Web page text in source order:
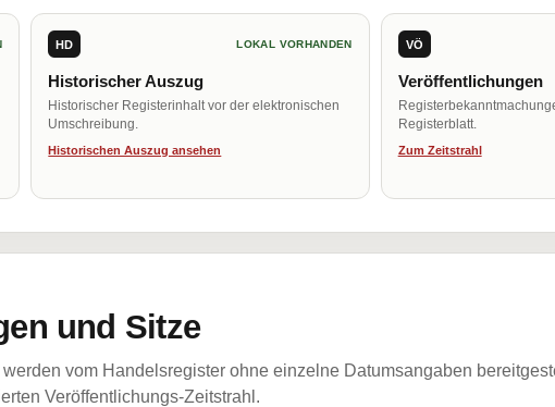
HD LOKAL VORHANDEN
Historischer Auszug
Historischer Registerinhalt vor der elektronischen
Umschreibung.
Historischen Auszug ansehen
VÖ
Veröffentlichungen
Registerblatt.
Zum Zeitstrahl
und Sitze
vom Handelsregister ohne einzelne Datumsangaben
Veröffentlichungs-Zeitstrahl.